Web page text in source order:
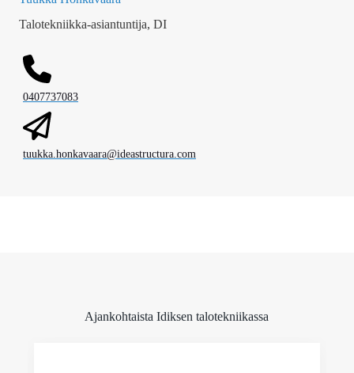
Talotekniikka-asiantuntija, DI
0407737083
tuukka.honkavaara@ideastructura.com
Ajankohtaista Idiksen talotekniikassa